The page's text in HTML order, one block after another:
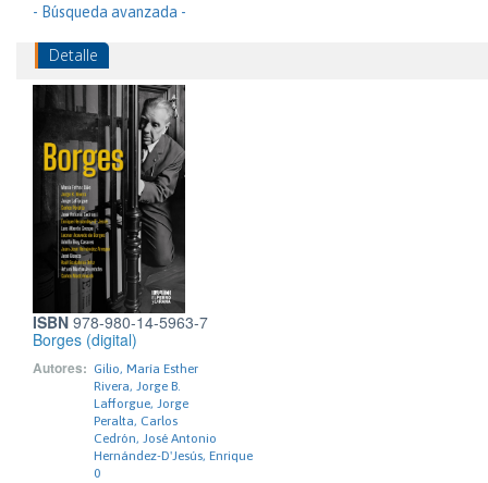
- Búsqueda avanzada -
Detalle
ISBN 978-980-14-5963-7
Borges (digital)
Autores: Gilio, María Esther
Rivera, Jorge B.
Lafforgue, Jorge
Peralta, Carlos
Cedrón, José Antonio
Hernández-D'Jesús, Enrique
0